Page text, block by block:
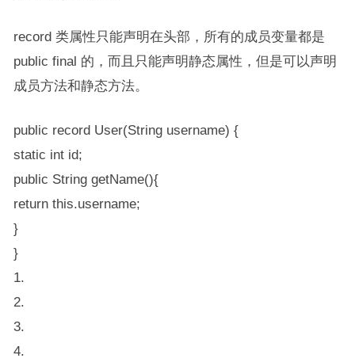
record 类属性只能声明在头部，所有的成员变量都是
public final 的，而且只能声明静态属性，但是可以声明
成员方法和静态方法。
public record User(String username) {
static int id;
public String getName(){
return this.username;
}
}
1.
2.
3.
4.